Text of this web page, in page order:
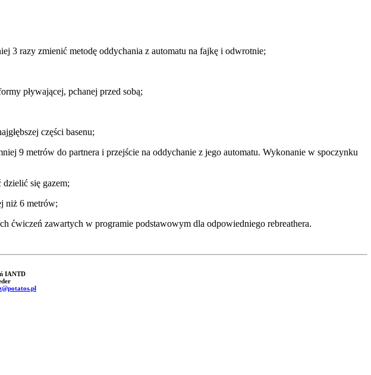
3 razy zmienić metodę oddychania z automatu na fajkę i odwrotnie;
pływającej, pchanej przed sobą;
części basenu;
9 metrów do partnera i przejście na oddychanie z jego automatu. Wykonanie w spoczynku
się gazem;
niż 6 metrów;
ćwiczeń zawartych w programie podstawowym dla odpowiedniego rebreathera.
IANTD